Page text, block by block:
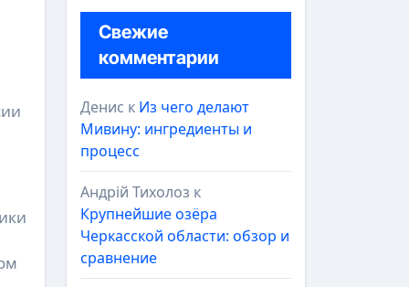
Свежие
комментарии
Денис к Из чего делают
Мивину: ингредиенты и
процесс
Андрій Тихолоз к
Крупнейшие озёра
Черкасской области: обзор и
сравнение